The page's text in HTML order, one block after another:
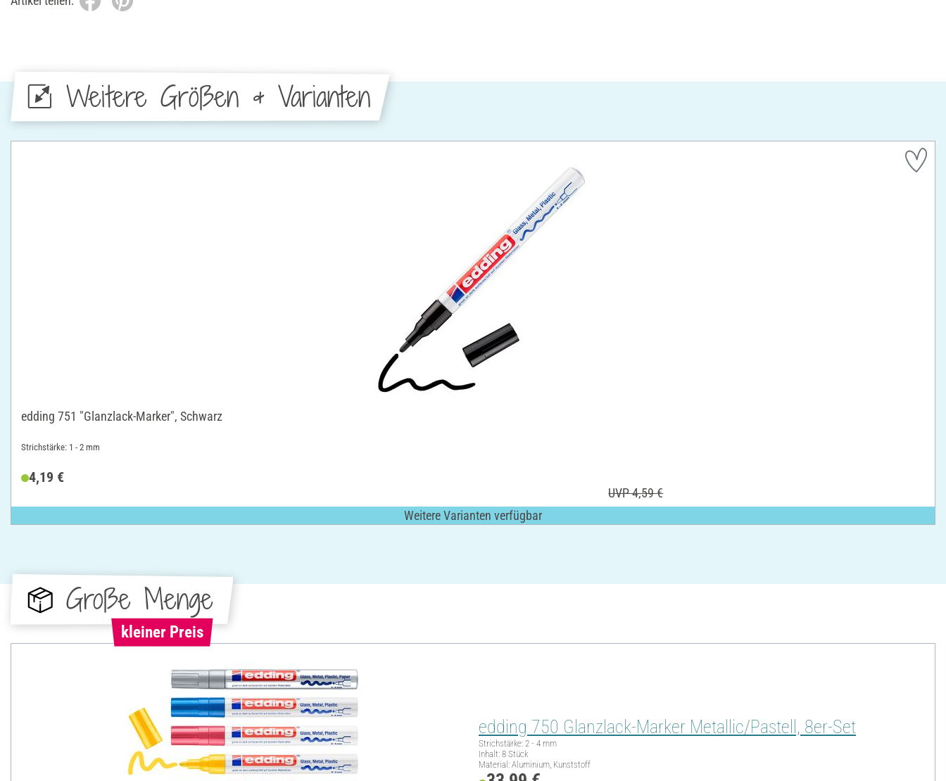
Weitere Größen & Varianten
edding 751 "Glanzlack-Marker", Schwarz
Strichstärke: 1 - 2 mm
4,19 €
UVP 4,59 €
Weitere Varianten verfügbar
Große Menge
kleiner Preis
edding 750 Glanzlack-Marker Metallic/Pastell, 8er-Set
Strichstärke: 2 - 4 mm
Inhalt: 8 Stück
Material: Aluminium, Kunststoff